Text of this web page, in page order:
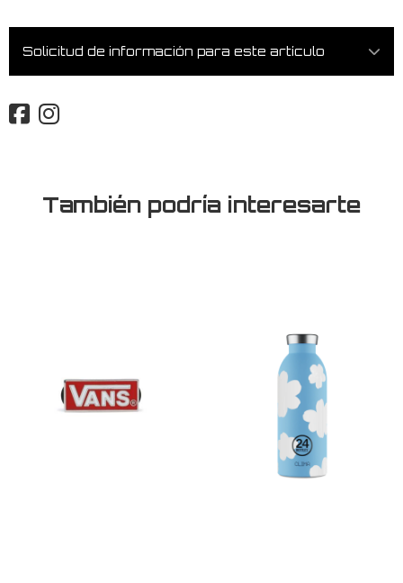
Solicitud de información para este artículo
También podría interesarte